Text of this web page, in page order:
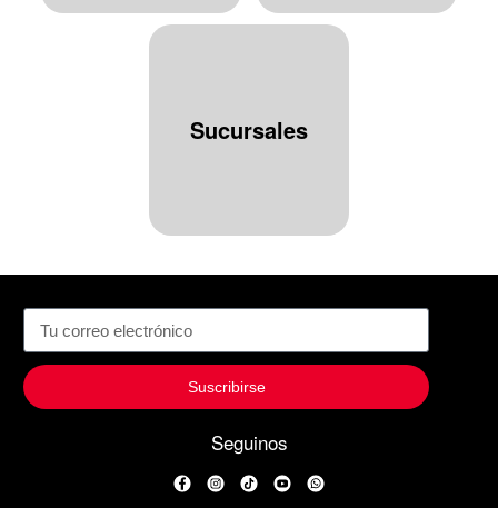
Sucursales
Suscribirse
Seguinos
FacebookInstagram
TikTokYouTubeWhatsApp